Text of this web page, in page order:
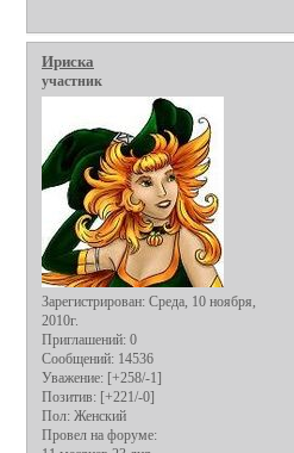
Ириска
участник
Зарегистрирован: Среда, 10 ноября,
2010г.
Приглашений: 0
Сообщений: 14536
Уважение: [+258/-1]
Позитив: [+221/-0]
Пол: Женский
Провел на форуме: